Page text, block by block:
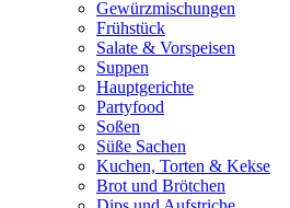
Gewürzmischungen
Frühstück
Salate & Vorspeisen
Suppen
Hauptgerichte
Partyfood
Soßen
Süße Sachen
Kuchen, Torten & Kekse
Brot und Brötchen